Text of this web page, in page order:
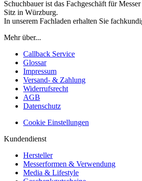
Schuchbauer ist das Fachgeschäft für
Sitz in Würzburg.
In unserem Fachladen erhalten Sie
Mehr über...
Callback Service
Glossar
Impressum
Versand- & Zahlung
Widerrufsrecht
AGB
Datenschutz
Cookie Einstellungen
Kundendienst
Hersteller
Messerformen & Verwendung
Media & Lifestyle